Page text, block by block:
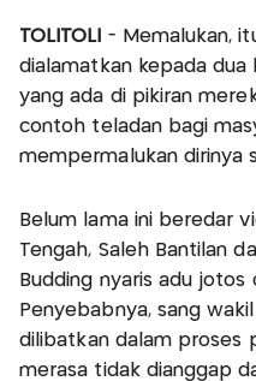
TOLITOLI - Memalukan,
dialamatkan kepada dua
yang ada di pikiran
contoh teladan bagi
mempermalukan dirinya
Belum lama ini beredar
Tengah, Saleh Bantilan
Budding nyaris adu jotos
Penyebabnya, sang
dilibatkan dalam proses
merasa tidak dianggap